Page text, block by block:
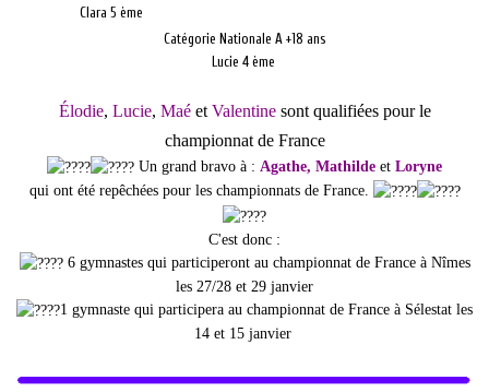
Clara 5 ème
Catégorie Nationale A +18 ans
Lucie 4 ème
Élodie, Lucie, Maéet Valentinesont qualifiées pour le
championnat de France
Un grand bravo à : Agathe, Mathilde et Loryne
qui ont été repêchées pour les championnats de France.
C'est donc :
6 gymnastes qui participeront au championnat de France à Nîmes
les 27/28 et 29 janvier
1 gymnaste qui participera au championnat de France à Sélestat les
14 et 15 janvier